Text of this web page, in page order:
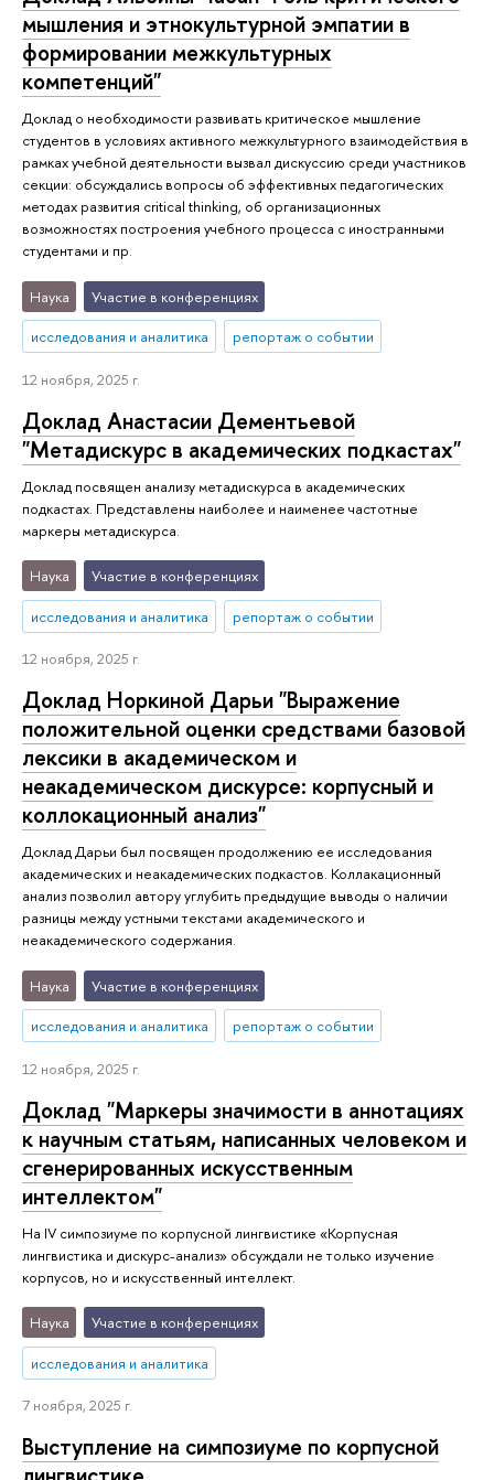
мышления и этнокультурной эмпатии в
формировании межкультурных
компетенций"
Доклад о необходимости развивать критическое мышление
студентов в условиях активного межкультурного взаимодействия в
рамках учебной деятельности вызвал дискуссию среди участников
секции: обсуждались вопросы об эффективных педагогических
методах развития critical thinking, об организационных
возможностях построения учебного процесса с иностранными
студентами и пр.
Наука Участие в конференциях
исследования и аналитика репортаж о событии
12 ноября, 2025 г.
Доклад Анастасии Дементьевой
"Метадискурс в академических подкастах"
Доклад посвящен анализу метадискурса в академических
подкастах. Представлены наиболее и наименее частотные
маркеры метадискурса.
Наука Участие в конференциях
исследования и аналитика репортаж о событии
12 ноября, 2025 г.
Доклад Норкиной Дарьи "Выражение
положительной оценки средствами базовой
лексики в академическом и
неакадемическом дискурсе: корпусный и
коллокационный анализ"
Доклад Дарьи был посвящен продолжению ее исследования
академических и неакадемических подкастов. Коллакационный
анализ позволил автору углубить предыдущие выводы о наличии
разницы между устными текстами академического и
неакадемического содержания.
Наука Участие в конференциях
исследования и аналитика репортаж о событии
12 ноября, 2025 г.
Доклад "Маркеры значимости в аннотациях
к научным статьям, написанных человеком и
сгенерированных искусственным
интеллектом"
На IV симпозиуме по корпусной лингвистике «Корпусная
лингвистика и дискурс-анализ» обсуждали не только изучение
корпусов, но и искусственный интеллект.
Наука Участие в конференциях
исследования и аналитика
7 ноября, 2025 г.
Выступление на симпозиуме по корпусной